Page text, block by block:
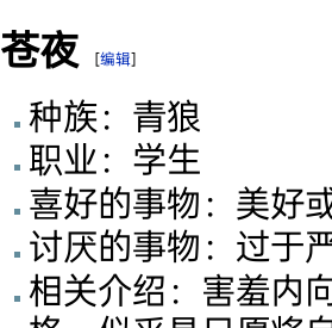
苍夜 [编辑]
种族：青狼
职业：学生
喜好的事物：美好
讨厌的事物：过于
相关介绍：害羞内